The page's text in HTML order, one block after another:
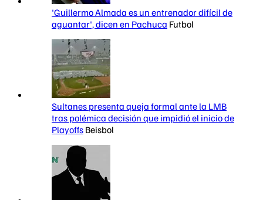
'Guillermo Almada es un entrenador difícil de
aguantar', dicen en Pachuca Futbol
Sultanes presenta queja formal ante la LMB
tras polémica decisión que impidió el inicio de
Playoffs Beisbol